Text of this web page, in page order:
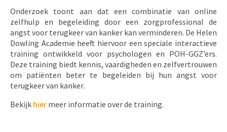
Onderzoek toont aan dat een combinatie van online
zelfhulp en begeleiding door een zorgprofessional de
angst voor terugkeer van kanker kan verminderen. De Helen
Dowling Academie heeft hiervoor een speciale interactieve
training ontwikkeld voor psychologen en POH-GGZ’ers.
Deze training biedt kennis, vaardigheden en zelfvertrouwen
om patiënten beter te begeleiden bij hun angst voor
terugkeer van kanker.
Bekijk hier meer informatie over de training.